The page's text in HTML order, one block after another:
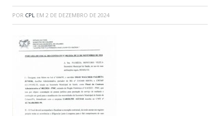
POR CPL EM 2 DE DEZEMBRO DE 2024